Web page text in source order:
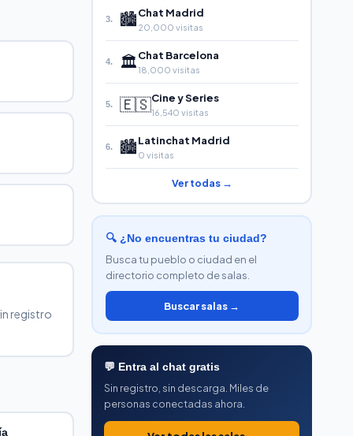
registro
3. 🏙️Chat Madrid
20,000 visitas
4. 🏛️Chat Barcelona
18,000 visitas
5. 🇪🇸Cine y Series
16,540 visitas
6. 🏙️Latinchat Madrid
0 visitas
Ver todas →
🔍 ¿No encuentras tu ciudad?
Busca tu pueblo o ciudad en el
directorio completo de salas.
Buscar salas →
💬 Entra al chat gratis
Sin registro, sin descarga. Miles de
personas conectadas ahora.